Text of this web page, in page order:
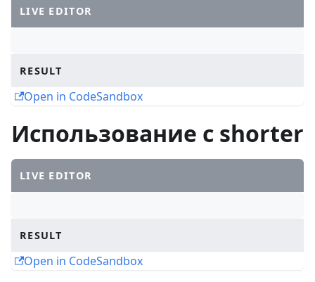
LIVE EDITOR
RESULT
Open in CodeSandbox
Использование с shorter
LIVE EDITOR
RESULT
Open in CodeSandbox